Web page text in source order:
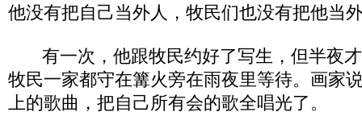
他没有把自己当外人，牧民们也没有把他当
有一次，他跟牧民约好了写生，但半夜才
牧民一家都守在篝火旁在雨夜里等待。画家
上的歌曲，把自己所有会的歌全唱光了。